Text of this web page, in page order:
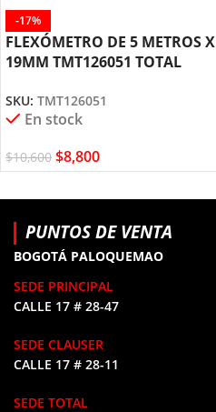
-17%
FLEXÓMETRO DE 5 METROS X
19MM TMT126051 TOTAL
SKU: TMT126051
En stock
$10,600 $8,800
PUNTOS DE VENTA
BOGOTÁ PALOQUEMAO
SEDE PRINCIPAL
CALLE 17 # 28-47
SEDE CLAUSER
CALLE 17 # 28-11
SEDE TOTAL